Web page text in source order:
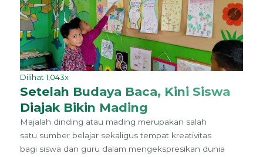
Dilihat 1,043x
Setelah Budaya Baca, Kini Siswa
Diajak Bikin Mading
Majalah dinding atau mading merupakan salah
satu sumber belajar sekaligus tempat kreativitas
bagi siswa dan guru dalam mengekspresikan dunia